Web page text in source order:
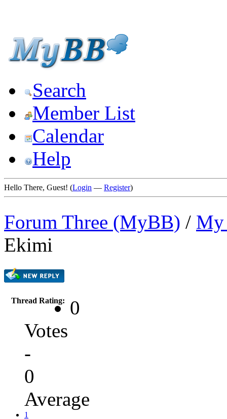
Search
Member List
Calendar
Help
Hello There, Guest! (Login — Register)
Forum Three (MyBB) / My
Ekimi
Thread Rating:
0
Votes
-
0
Average
1